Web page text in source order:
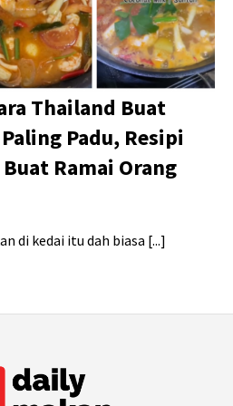
Thailand Buat
Padu, Resipi
Ramai Orang
di kedai itu dah biasa [...]